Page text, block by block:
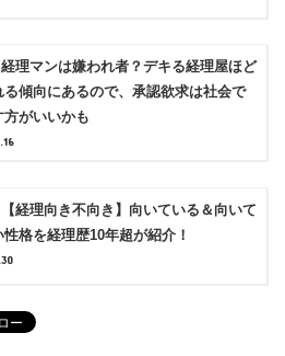
経理マンは嫌われ者？デキる経理屋ほど
る傾向にあるので、承認欲求は社会で
方がいいかも
【経理向き不向き】向いている＆向いて
性格を経理歴10年超が紹介！